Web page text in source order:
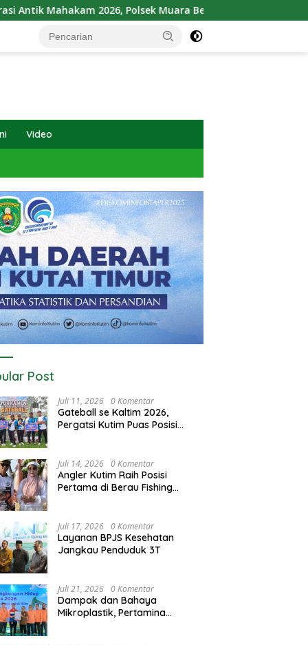
Polsek Muara Bengkal Ungkap Penyalagunaan Narkotika
Video
Post
Juli 11, 2026 0 Komentar
Gateball se Kaltim 2026,
Pergatsi Kutim Puas Posisi
Juli 14, 2026 0 Komentar
Angler Kutim Raih Posisi
Pertama di Berau Fishing
Juli 17, 2026 0 Komentar
Layanan BPJS Kesehatan
Jangkau Penduduk 3T
Juli 21, 2026 0 Komentar
Dampak dan Bahaya
Mikroplastik, Pertamina